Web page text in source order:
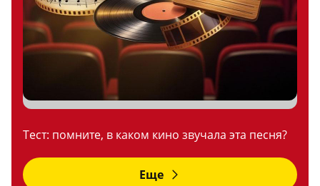
Тест: помните, в каком кино звучала эта песня?
Еще